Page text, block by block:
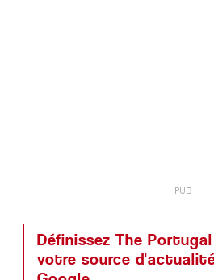
Définissez The
votre source